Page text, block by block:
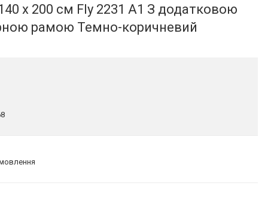
х 200 см Fly 2231 A1 З додатковою
рамою Темно-коричневий